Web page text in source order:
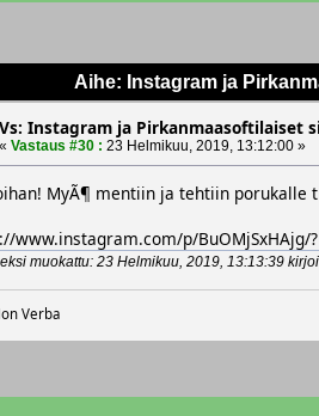
Aihe: Instagram ja
Vs: Instagram ja Pirkanmaasoftilaiset
« Vastaus #30 : 23 Helmikuu, 2019, 13:12:00 »
MyÃ¶ mentiin ja tehtiin porukalle
www.instagram.com/p/BuOMjSxHAjg/
muokattu: 23 Helmikuu, 2019, 13:13:39
Verba